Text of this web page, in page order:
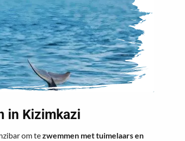
in Kizimkazi
om tezwemmen met tuimelaars en